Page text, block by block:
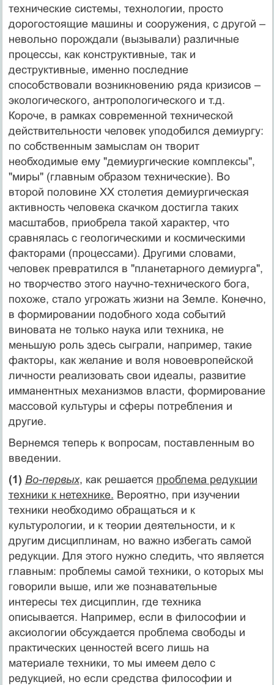
технические системы, технологии, просто
дорогостоящие машины и сооружения, с другой –
невольно порождали (вызывали) различные
процессы, как конструктивные, так и
деструктивные, именно последние
способствовали возникновению ряда кризисов –
экологического, антропологического и т.д.
Короче, в рамках современной технической
действительности человек уподобился демиургу:
по собственным замыслам он творит
необходимые ему "демиургические комплексы",
"миры" (главным образом технические). Во
второй половине ХХ столетия демиургическая
активность человека скачком достигла таких
масштабов, приобрела такой характер, что
сравнялась с геологическими и космическими
факторами (процессами). Другими словами,
человек превратился в "планетарного демиурга",
но творчество этого научно-технического бога,
похоже, стало угрожать жизни на Земле. Конечно,
в формировании подобного хода событий
виновата не только наука или техника, не
меньшую роль здесь сыграли, например, такие
факторы, как желание и воля новоевропейской
личности реализовать свои идеалы, развитие
имманентных механизмов власти, формирование
массовой культуры и сферы потребления и
другие.
Вернемся теперь к вопросам, поставленным во
введении.
(1) Во-первых, как решается проблема редукции
техники к нетехнике. Вероятно, при изучении
техники необходимо обращаться и к
культурологии, и к теории деятельности, и к
другим дисциплинам, но важно избегать самой
редукции. Для этого нужно следить, что является
главным: проблемы самой техники, о которых мы
говорили выше, или же познавательные
интересы тех дисциплин, где техника
описывается. Например, если в философии и
аксиологии обсуждается проблема свободы и
практических ценностей всего лишь на
материале техники, то мы имеем дело с
редукцией, но если средства философии и